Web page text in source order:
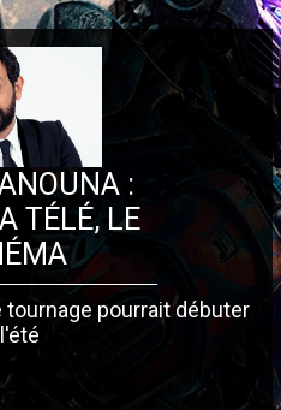
:
TÉLÉ, LE
tournage pourrait débuter